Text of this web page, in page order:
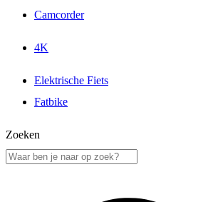
Camcorder
4K
Elektrische Fiets
Fatbike
Zoeken